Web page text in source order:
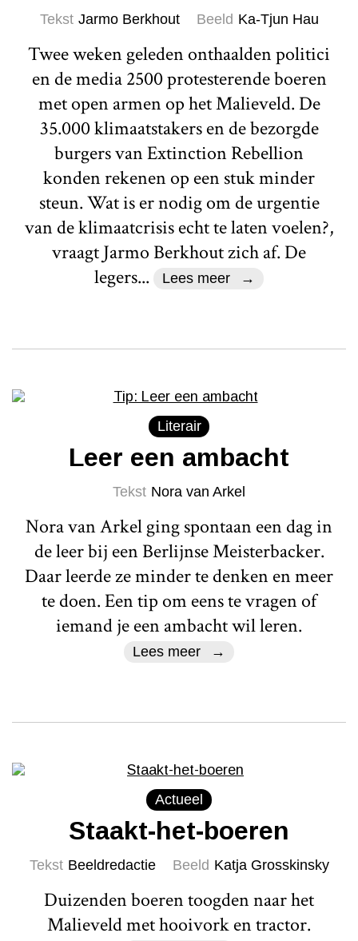
Tekst Jarmo Berkhout Beeld Ka-Tjun Hau
Twee weken geleden onthaalden politici
en de media 2500 protesterende boeren
met open armen op het Malieveld. De
35.000 klimaatstakers en de bezorgde
burgers van Extinction Rebellion
konden rekenen op een stuk minder
steun. Wat is er nodig om de urgentie
van de klimaatcrisis echt te laten voelen?,
vraagt Jarmo Berkhout zich af. De
legers...
Lees meer
Literair
Leer een ambacht
Tekst Nora van Arkel
Nora van Arkel ging spontaan een dag in
de leer bij een Berlijnse Meisterbacker.
Daar leerde ze minder te denken en meer
te doen. Een tip om eens te vragen of
iemand je een ambacht wil leren.
Lees meer
Actueel
Staakt-het-boeren
Tekst Beeldredactie Beeld Katja Grosskinsky
Duizenden boeren toogden naar het
Malieveld met hooivork en tractor.